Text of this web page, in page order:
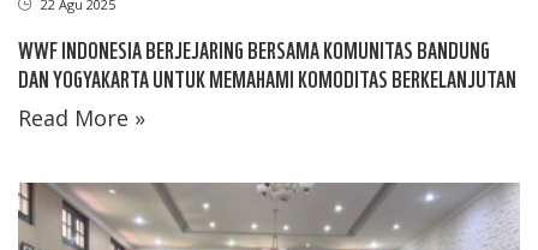
22 Agu 2025
WWF INDONESIA BERJEJARING BERSAMA KOMUNITAS BANDUNG
DAN YOGYAKARTA UNTUK MEMAHAMI KOMODITAS BERKELANJUTAN
Read More »